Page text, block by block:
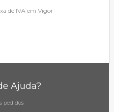
de IVA em Vigor
Ajuda?
pedidos